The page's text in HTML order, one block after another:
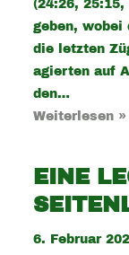
(24:26,
geben, wobei
die letzten
agierten auf
den…
Weiterlesen »
EINE
6. Februar